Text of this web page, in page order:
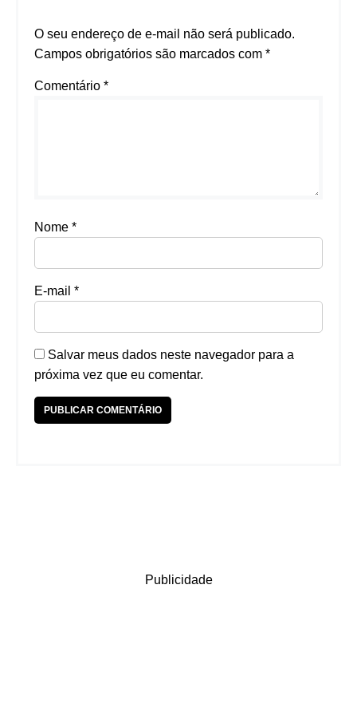
O seu endereço de e-mail não será publicado.
Campos obrigatórios são marcados com *
Comentário *
Nome *
E-mail *
Salvar meus dados neste navegador para a
próxima vez que eu comentar.
Publicidade